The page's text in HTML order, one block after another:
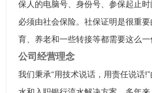
保人的电脑号、身份号、参保起止
必须由社会保险。社保证明是很重
育、养老和一些转接等都需要这么一
公司经营理念
我们秉承“用技术说话，用责任说话